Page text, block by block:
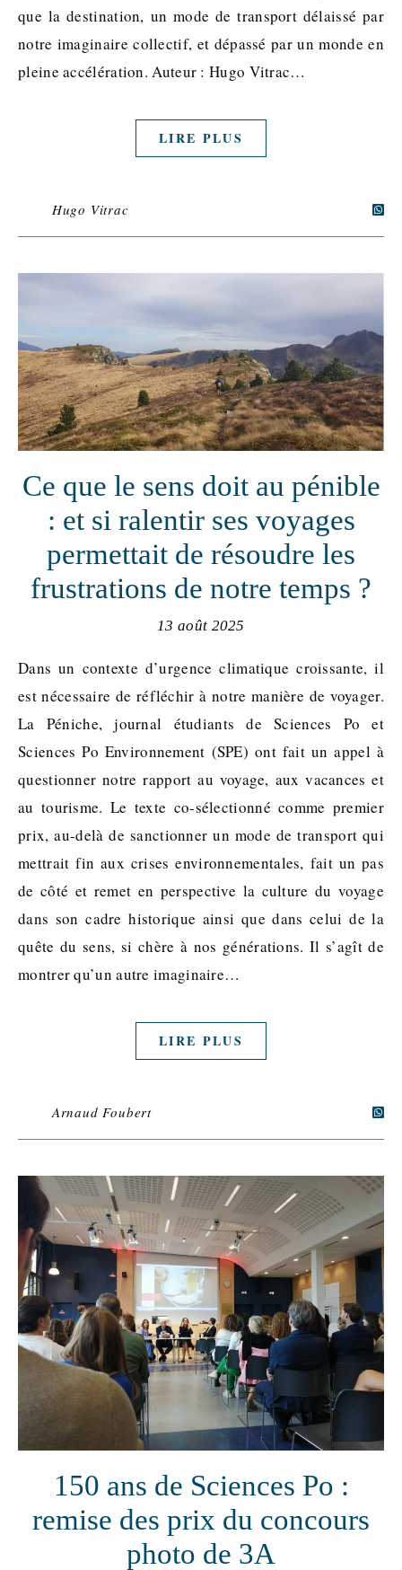
que la destination, un mode de transport délaissé par
notre imaginaire collectif, et dépassé par un monde en
pleine accélération. Auteur : Hugo Vitrac…
LIRE PLUS
Hugo Vitrac
Ce que le sens doit au pénible
: et si ralentir ses voyages
permettait de résoudre les
frustrations de notre temps ?
13 août 2025
Dans un contexte d’urgence climatique croissante, il
est nécessaire de réfléchir à notre manière de voyager.
La Péniche, journal étudiants de Sciences Po et
Sciences Po Environnement (SPE) ont fait un appel à
questionner notre rapport au voyage, aux vacances et
au tourisme. Le texte co-sélectionné comme premier
prix, au-delà de sanctionner un mode de transport qui
mettrait fin aux crises environnementales, fait un pas
de côté et remet en perspective la culture du voyage
dans son cadre historique ainsi que dans celui de la
quête du sens, si chère à nos générations. Il s’agît de
montrer qu’un autre imaginaire…
LIRE PLUS
Arnaud Foubert
150 ans de Sciences Po :
remise des prix du concours
photo de 3A